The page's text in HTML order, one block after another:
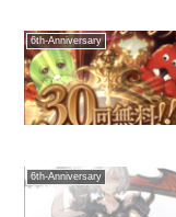
6th-Anniversary
6th-Anniversary